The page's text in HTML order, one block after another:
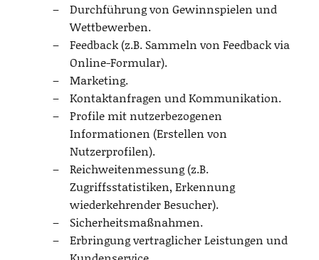
Durchführung von Gewinnspielen und
Wettbewerben.
Feedback (z.B. Sammeln von Feedback via
Online-Formular).
Marketing.
Kontaktanfragen und Kommunikation.
Profile mit nutzerbezogenen
Informationen (Erstellen von
Nutzerprofilen).
Reichweitenmessung (z.B.
Zugriffsstatistiken, Erkennung
wiederkehrender Besucher).
Sicherheitsmaßnahmen.
Erbringung vertraglicher Leistungen und